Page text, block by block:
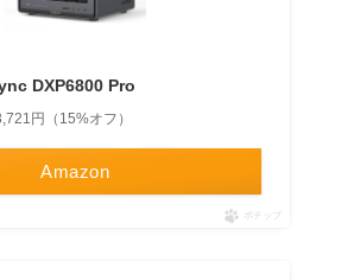
DXP6800 Pro
円（15%オフ）
Amazon
ポチップ